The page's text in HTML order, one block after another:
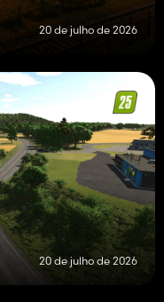
20 de julho de 2026
20 de julho de 2026